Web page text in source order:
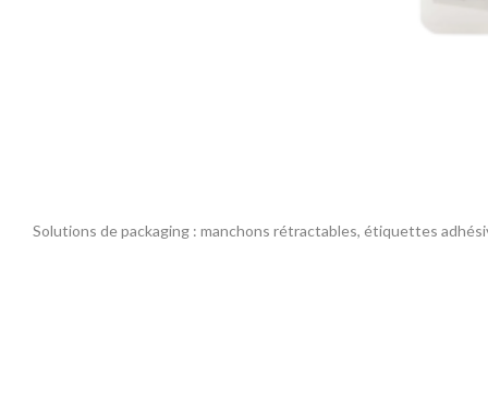
Solutions de packaging : manchons rétractables, étiquettes